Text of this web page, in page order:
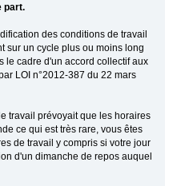
part.
des conditions de travail
sur un cycle plus ou moins long
le cadre d'un accord collectif aux
LOI n°2012-387 du 22 mars
travail prévoyait que les horaires
ce qui est très rare, vous êtes
de travail y compris si votre jour
d'un dimanche de repos auquel